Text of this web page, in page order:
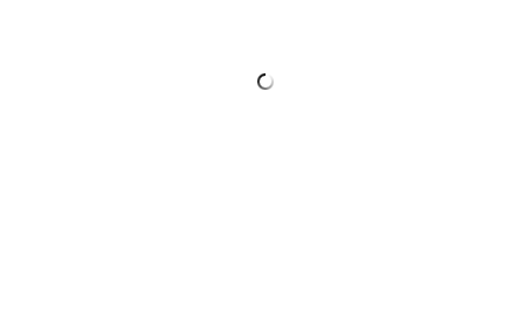
комплексу Героїв Небесної Сотні – Музею Революції